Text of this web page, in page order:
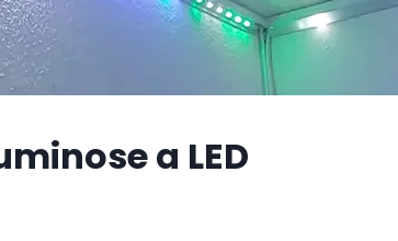
a LED